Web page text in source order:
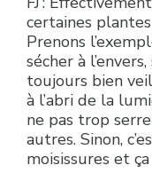
certaines
Prenons
sécher à
toujours bien
à l’abri de la
ne pas trop
autres. Sinon,
moisissures et